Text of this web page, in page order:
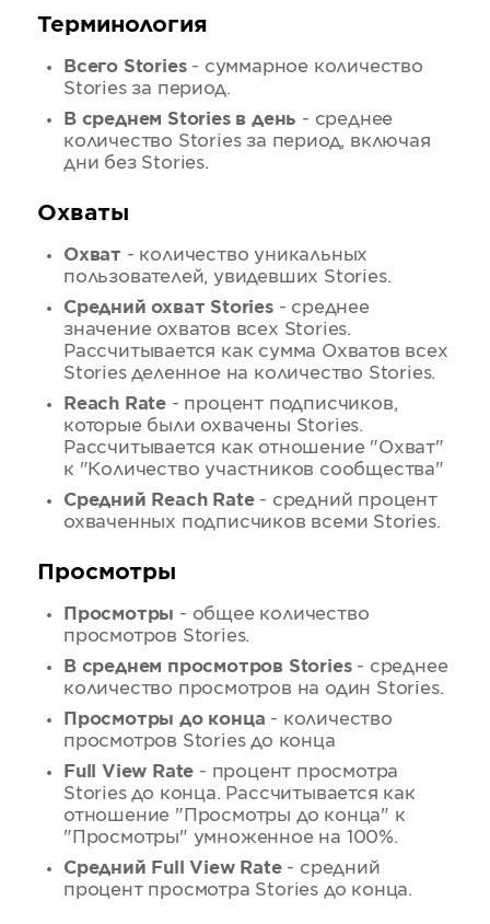
Терминология
Всего Stories- суммарное количество
Stories за период.
В среднем Stories в день - среднее
количество Stories за период, включая
дни без Stories.
Охваты
Охват - количество уникальных
пользователей, увидевших Stories.
Средний охват Stories- среднее
значение охватов всех Stories.
Рассчитывается как сумма Охватов всех
Stories деленное на количество Stories.
Reach Rate - процент подписчиков,
которые были охвачены Stories.
Рассчитывается как отношение "Охват"
к "Количество участников сообщества"
Средний Reach Rate- средний процент
охваченных подписчиков всеми Stories.
Просмотры
Просмотры - общее количество
просмотров Stories.
В среднем просмотров Stories- среднее
количество просмотров на один Stories.
Просмотры до конца - количество
просмотров Stories до конца
Full View Rate - процент просмотра
Stories до конца. Рассчитывается как
отношение "Просмотры до конца" к
"Просмотры" умноженное на 100%.
Средний Full View Rate- средний
процент просмотра Stories до конца.